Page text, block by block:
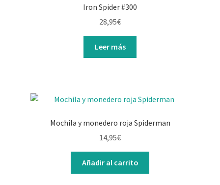
Iron Spider #300
28,95€
Leer más
Mochila y monedero roja Spiderman
14,95€
Añadir al carrito